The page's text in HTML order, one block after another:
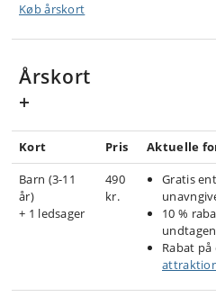
Køb årskort
Årskort
+
Kort Pris
Aktuelle
Barn (3-11
år)
+ 1 ledsager
490
kr.
Gratis
10 %
Rabat